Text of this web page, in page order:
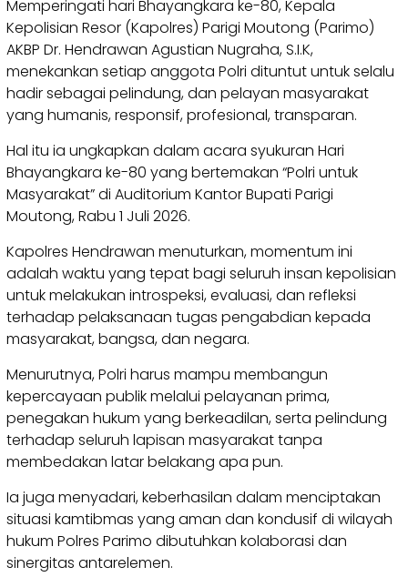
Memperingati hari Bhayangkara ke-80, Kepala
Kepolisian Resor (Kapolres) Parigi Moutong (Parimo)
AKBP Dr. Hendrawan Agustian Nugraha, S.I.K,
menekankan setiap anggota Polri dituntut untuk selalu
hadir sebagai pelindung, dan pelayan masyarakat
yang humanis, responsif, profesional, transparan.
Hal itu ia ungkapkan dalam acara syukuran Hari
Bhayangkara ke-80 yang bertemakan “Polri untuk
Masyarakat” di Auditorium Kantor Bupati Parigi
Moutong, Rabu 1 Juli 2026.
Kapolres Hendrawan menuturkan, momentum ini
adalah waktu yang tepat bagi seluruh insan kepolisian
untuk melakukan introspeksi, evaluasi, dan refleksi
terhadap pelaksanaan tugas pengabdian kepada
masyarakat, bangsa, dan negara.
Menurutnya, Polri harus mampu membangun
kepercayaan publik melalui pelayanan prima,
penegakan hukum yang berkeadilan, serta pelindung
terhadap seluruh lapisan masyarakat tanpa
membedakan latar belakang apa pun.
Ia juga menyadari, keberhasilan dalam menciptakan
situasi kamtibmas yang aman dan kondusif di wilayah
hukum Polres Parimo dibutuhkan kolaborasi dan
sinergitas antarelemen.